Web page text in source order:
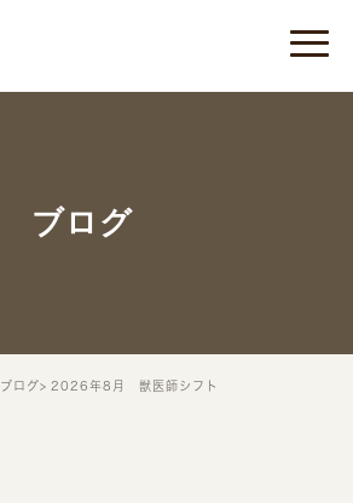
ブログ
ブログ 2026年8月 獣医師シフト